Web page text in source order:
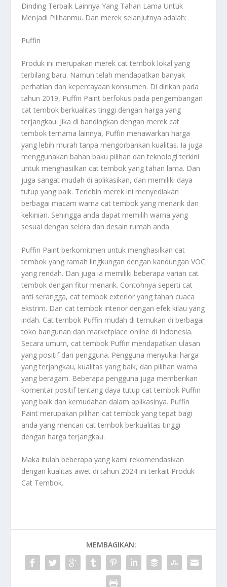
Dinding Terbaik Lainnya Yang Tahan Lama Untuk
Menjadi Pilihanmu. Dan merek selanjutnya adalah:
Puffin
Produk ini merupakan merek cat tembok lokal yang
terbilang baru. Namun telah mendapatkan banyak
perhatian dan kepercayaan konsumen. Di dirikan pada
tahun 2019, Puffin Paint berfokus pada pengembangan
cat tembok berkualitas tinggi dengan harga yang
terjangkau. Jika di bandingkan dengan merek cat
tembok ternama lainnya, Puffin menawarkan harga
yang lebih murah tanpa mengorbankan kualitas. Ia juga
menggunakan bahan baku pilihan dan teknologi terkini
untuk menghasilkan cat tembok yang tahan lama. Dan
juga sangat mudah di aplikasikan, dan memiliki daya
tutup yang baik. Terlebih merek ini menyediakan
berbagai macam warna cat tembok yang menarik dan
kekinian. Sehingga anda dapat memilih warna yang
sesuai dengan selera dan desain rumah anda.
Puffin Paint berkomitmen untuk menghasilkan cat
tembok yang ramah lingkungan dengan kandungan VOC
yang rendah. Dan juga ia memiliki beberapa varian cat
tembok dengan fitur menarik. Contohnya seperti cat
anti serangga, cat tembok exterior yang tahan cuaca
ekstrim. Dan cat tembok interior dengan efek kilau yang
indah. Cat tembok Puffin mudah di temukan di berbagai
toko bangunan dan marketplace online di Indonesia.
Secara umum, cat tembok Puffin mendapatkan ulasan
yang positif dari pengguna. Pengguna menyukai harga
yang terjangkau, kualitas yang baik, dan pilihan warna
yang beragam. Beberapa pengguna juga memberikan
komentar positif tentang daya tutup cat tembok Puffin
yang baik dan kemudahan dalam aplikasinya. Puffin
Paint merupakan pilihan cat tembok yang tepat bagi
anda yang mencari cat tembok berkualitas tinggi
dengan harga terjangkau.
Maka itulah beberapa yang kami rekomendasikan
dengan kualitas awet di tahun 2024 ini terkait Produk
Cat Tembok.
MEMBAGIKAN: